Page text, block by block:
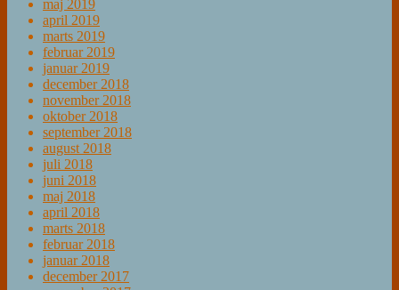
maj 2019
april 2019
marts 2019
februar 2019
januar 2019
december 2018
november 2018
oktober 2018
september 2018
august 2018
juli 2018
juni 2018
maj 2018
april 2018
marts 2018
februar 2018
januar 2018
december 2017